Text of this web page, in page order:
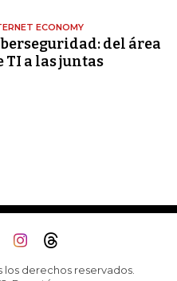
ECONOMY
del área
TI a las juntas
los derechos reservados.